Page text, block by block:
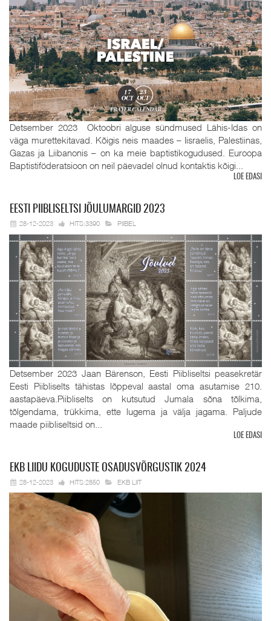
Detsember 2023 Oktoobri alguse sündmused Lähis-Idas on
väga murettekitavad. Kõigis neis maades – Iisraelis, Palestiinas,
Gazas ja Liibanonis – on ka meie baptistikogudused. Euroopa
Baptistiföderatsioon on neil päevadel olnud kontaktis kõigi...
LOE EDASI
EESTI PIIBLISELTSI JÕULUMARGID 2023
28-12-2023 HITS:3390 PIIBEL
Detsember 2023 Jaan Bärenson, Eesti Piibliseltsi peasekretär
Eesti Piibliselts tähistas lõppeval aastal oma asutamise 210.
aastapäeva.Piibliselts on kutsutud Jumala sõna tõlkima,
tõlgendama, trükkima, ette lugema ja välja jagama. Paljude
maade piibliseltsid on...
LOE EDASI
EKB LIIDU KOGUDUSTE OSADUSVÕRGUSTIK 2024
28-12-2023 HITS:2850 EKB LIIT